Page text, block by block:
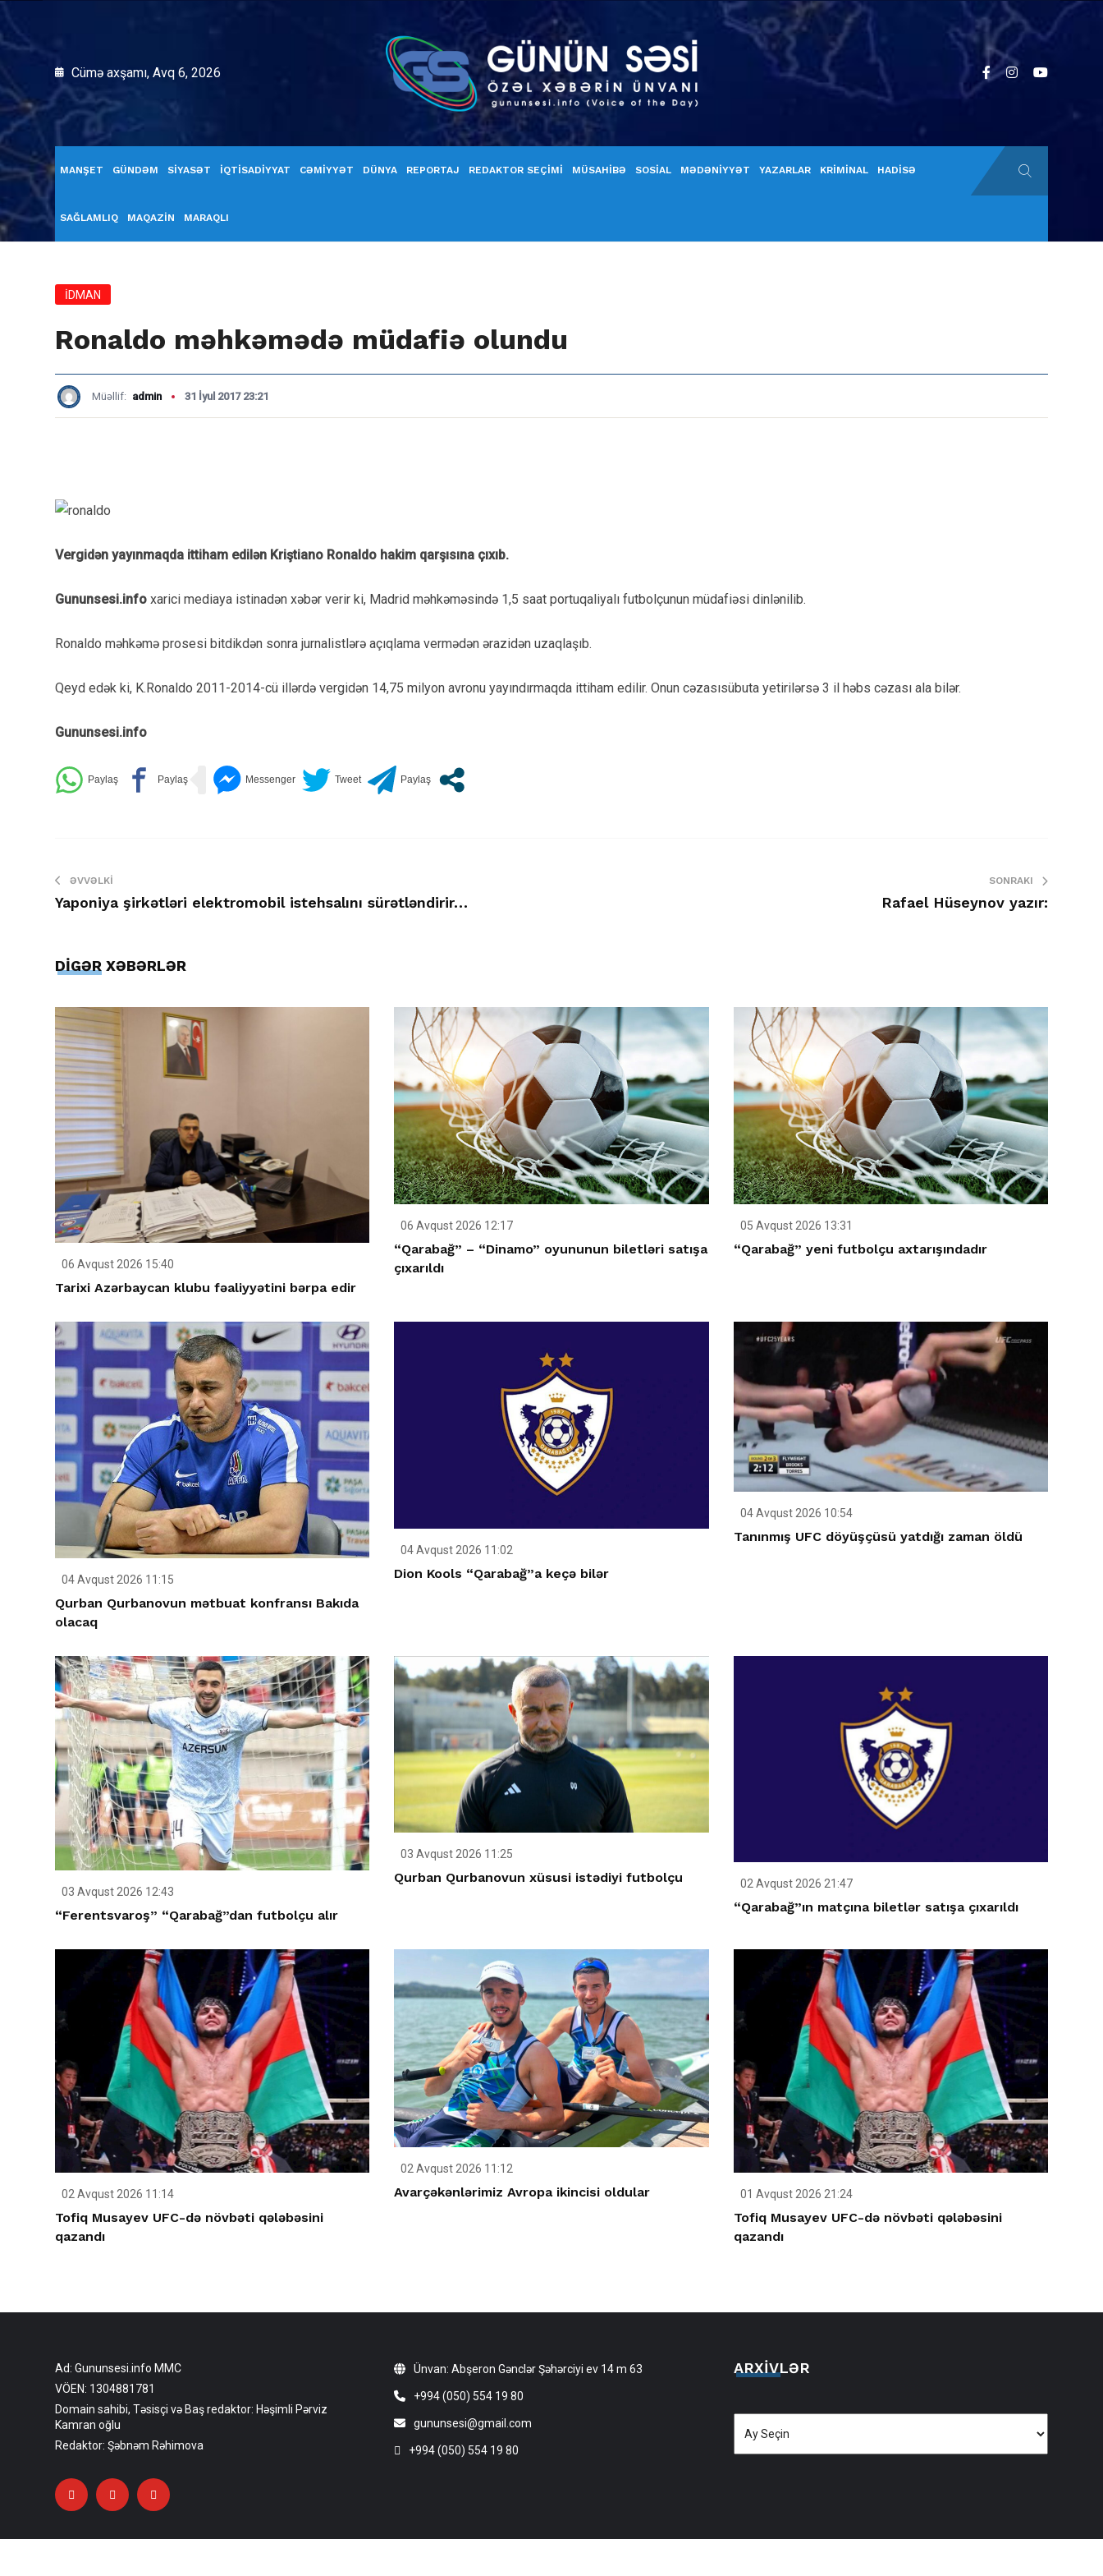
Cümə axşamı, Avq 6, 2026
MANŞET GÜNDƏM SİYASƏT İQTİSADİYYAT CƏMİYYƏT DÜNYA REPORTAJ REDAKTOR SEÇİMİ MÜSAHİBƏ SOSİAL MƏDƏNİYYƏT YAZARLAR KRİMİNAL HADİSƏ
SAĞLAMLIQ MAQAZİN MARAQLI
İDMAN
Ronaldo məhkəmədə müdafiə olundu
Müəllif: admin 31 İyul 2017 23:21
Vergidən yayınmaqda ittiham edilən Kriştiano Ronaldo hakim qarşısına çıxıb.
Gununsesi.info xarici mediaya istinadən xəbər verir ki, Madrid məhkəməsində 1,5 saat portuqaliyalı futbolçunun müdafiəsi dinlənilib.
Ronaldo məhkəmə prosesi bitdikdən sonra jurnalistlərə açıqlama vermədən ərazidən uzaqlaşıb.
Qeyd edək ki, K.Ronaldo 2011-2014-cü illərdə vergidən 14,75 milyon avronu yayındırmaqda ittiham edilir. Onun cəzasısübuta yetirilərsə 3 il həbs cəzası ala bilər.
Gununsesi.info
ƏVVƏLKI
Yaponiya şirkətləri elektromobil istehsalını sürətləndirir…
SONRAKI
Rafael Hüseynov yazır:
DİGƏR XƏBƏRLƏR
06 Avqust 2026 15:40
Tarixi Azərbaycan klubu fəaliyyətini bərpa edir
06 Avqust 2026 12:17
“Qarabağ” – “Dinamo” oyununun biletləri satışa
çıxarıldı
05 Avqust 2026 13:31
“Qarabağ” yeni futbolçu axtarışındadır
04 Avqust 2026 11:15
Qurban Qurbanovun mətbuat konfransı Bakıda
olacaq
04 Avqust 2026 11:02
Dion Kools “Qarabağ”a keçə bilər
04 Avqust 2026 10:54
Tanınmış UFC döyüşçüsü yatdığı zaman öldü
03 Avqust 2026 12:43
“Ferentsvaroş” “Qarabağ”dan futbolçu alır
03 Avqust 2026 11:25
Qurban Qurbanovun xüsusi istədiyi futbolçu 02 Avqust 2026 21:47
“Qarabağ”ın matçına biletlər satışa çıxarıldı
02 Avqust 2026 11:14
Tofiq Musayev UFC-də növbəti qələbəsini
qazandı
02 Avqust 2026 11:12
Avarçəkənlərimiz Avropa ikincisi oldular 01 Avqust 2026 21:24
Tofiq Musayev UFC-də növbəti qələbəsini
qazandı
Ad: Gununsesi.info MMC
VÖEN: 1304881781
Domain sahibi, Təsisçi və Baş redaktor: Həşimli Pərviz
Kamran oğlu
Redaktor: Şəbnəm Rəhimova
Ünvan: Abşeron Gənclər Şəhərciyi ev 14 m 63
+994 (050) 554 19 80
gununsesi@gmail.com
+994 (050) 554 19 80
ARXIVLƏR
Arxivlər